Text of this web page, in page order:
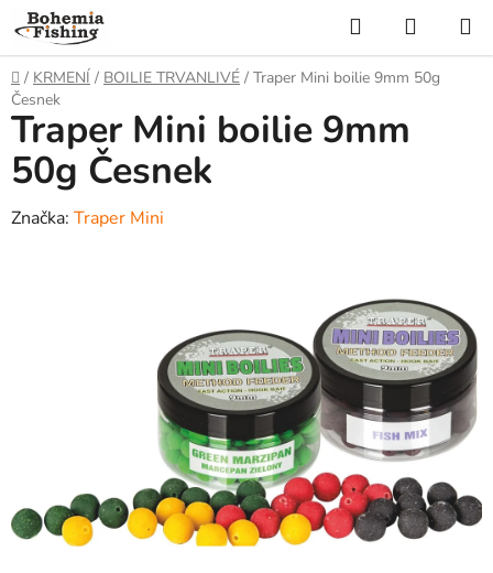
Přejít
na
obsah
Hledat
KOŠÍK
Domů
/ KRMENÍ / BOILIE TRVANLIVÉ / Traper Mini boilie 9mm 50g
Česnek
Traper Mini boilie 9mm
50g Česnek
Značka: Traper Mini